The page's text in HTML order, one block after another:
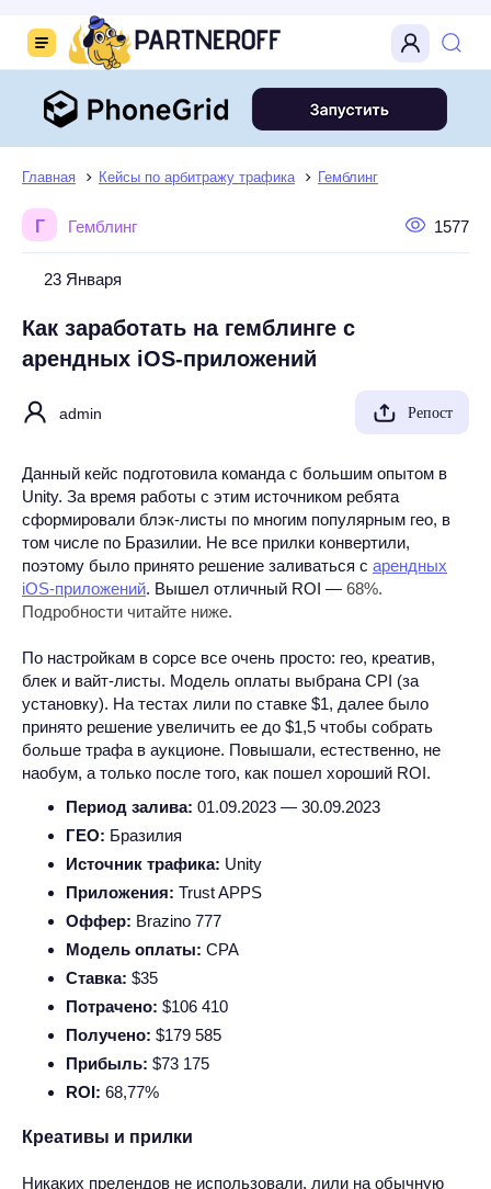
Главная Кейсы по арбитражу трафика Гемблинг
Г Гемблинг 1577
23 Января
Как заработать на гемблинге с
арендных iOS-приложений
admin Репост
Данный кейс подготовила команда с большим опытом в
Unity. За время работы с этим источником ребята
сформировали блэк-листы по многим популярным гео, в
том числе по Бразилии. Не все прилки конвертили,
поэтому было принято решение заливаться с арендных
iOS-приложений. Вышел отличный ROI — 68%.
Подробности читайте ниже.
По настройкам в сорсе все очень просто: гео, креатив,
блек и вайт-листы. Модель оплаты выбрана CPI (за
установку). На тестах лили по ставке $1, далее было
принято решение увеличить ее до $1,5 чтобы собрать
больше трафа в аукционе. Повышали, естественно, не
наобум, а только после того, как пошел хороший ROI.
Период залива: 01.09.2023 — 30.09.2023
ГЕО: Бразилия
Источник трафика: Unity
Приложения: Trust APPS
Оффер: Brazino 777
Модель оплаты: CPA
Ставка: $35
Потрачено: $106 410
Получено: $179 585
Прибыль: $73 175
ROI: 68,77%
Креативы и прилки
Никаких прелендов не использовали, лили на обычную